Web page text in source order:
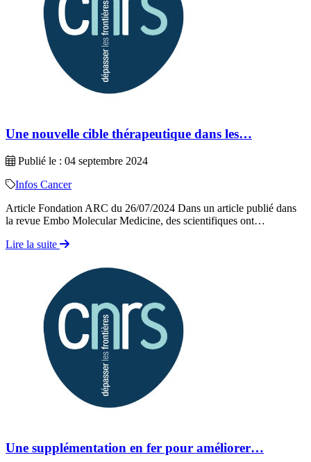
Une nouvelle cible thérapeutique dans les…
Publié le : 04 septembre 2024
Infos Cancer
Article Fondation ARC du 26/07/2024 Dans un article publié dans
la revue Embo Molecular Medicine, des scientifiques ont…
Lire la suite
Une supplémentation en fer pour améliorer…